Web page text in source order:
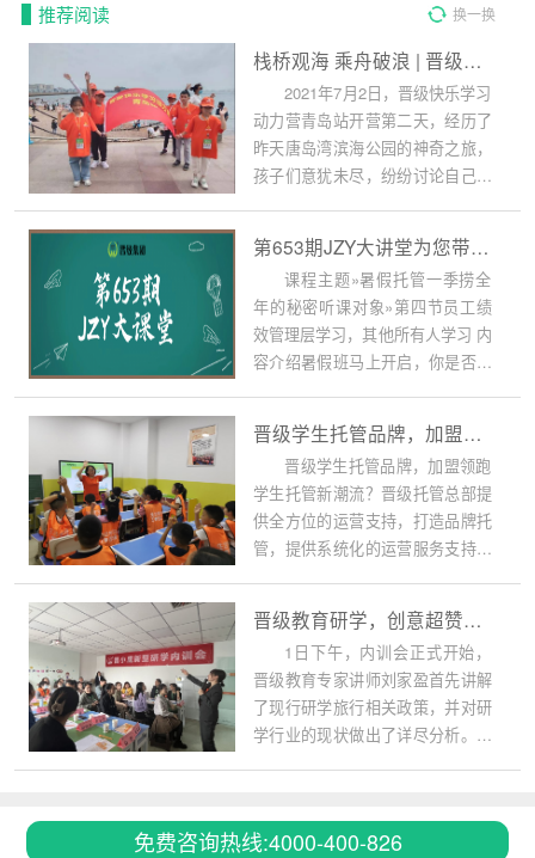
推荐阅读 换一换
栈桥观海 乘舟破浪 | 晋级快乐学习动力营青岛站第二日精彩继续
2021年7月2日，晋级快乐学习
动力营青岛站开营第二天，经历了
昨天唐岛湾滨海公园的神奇之旅，
孩子们意犹未尽，纷纷讨论自己昨
第653期JZY大讲堂为您带来：暑假托管一季捞全年的秘密
课程主题»暑假托管一季捞全
年的秘密听课对象»第四节员工绩
效管理层学习，其他所有人学习 内
容介绍暑假班马上开启，你是否正
晋级学生托管品牌，加盟领跑学生托管新潮流
晋级学生托管品牌，加盟领跑
学生托管新潮流？晋级托管总部提
供全方位的运营支持，打造品牌托
管，提供系统化的运营服务支持体
晋级教育研学，创意超赞！长治站晋小鹰新型研学内训会圆满结束！
1日下午，内训会正式开始，
晋级教育专家讲师刘家盈首先讲解
了现行研学旅行相关政策，并对研
学行业的现状做出了详尽分析。在
晋级教育专家们分别开始介绍晋小
鹰的六大研学项目，呼吁参会校长
免费咨询热线:4000-400-826